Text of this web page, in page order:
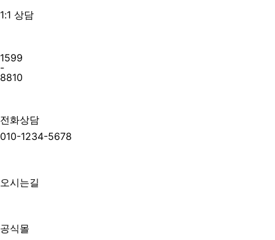
1:1 상담
1599
-
8810
전화상담
010-1234-5678
오시는길
공식몰